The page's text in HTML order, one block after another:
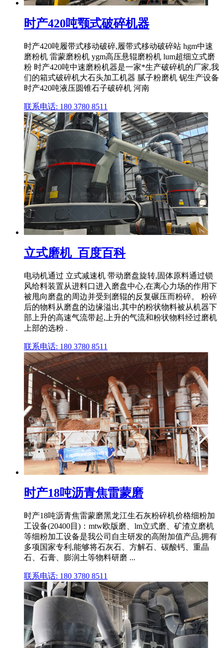
时产420吨颚式破碎机器
时产420吨履带式移动破碎,履带式移动破碎站 hgm中速
磨粉机 雷蒙磨粉机 ygm高压悬辊磨粉机 lum超细立式磨
粉 时产420吨中速磨粉机器是一家*生产破碎机的厂家,我
们的箱式破碎机大石头加工机器 腻子粉磨机 铌生产设备
时产420吨液压圆锥石子破碎机 河南
联系电话: 180 3780 8511
立式磨机_百度百科
电动机通过 立式减速机 带动磨盘旋转,固体原料通过锁
风给料装置从进料口进入磨盘中心,在离心力场的作用下
被甩向磨盘的周边并受到磨辊的反复碾压而粉碎。 粉碎
后的物料从磨盘的边缘溢出,其中的粉状物料被从机器下
部上升的高速气流带起,上升的气流和粉状物料经过磨机
上部的选粉 .
联系电话: 180 3780 8511
时产18吨沥青焦雷蒙磨
时产18吨沥青焦雷蒙磨黑龙江生石灰粉碎机价格细粉加
工设备(20400目)：mtw欧版磨、lm立式磨、矿渣立磨机
等细粉加工设备是我公司自主研发的高附加值产品,拥有
多项国家专利,能够将石灰石、方解石、碳酸钙、重晶
石、石膏、膨润土等物料研磨 ...
联系电话: 180 3780 8511